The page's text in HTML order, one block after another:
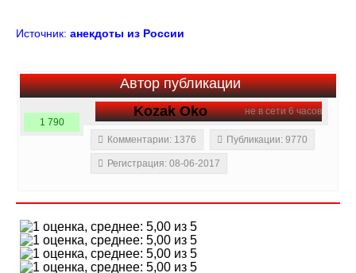
Источник: анекдоты из России
Автор публикации
не в сети 6 часов
Kozak Oko
1 790
Комментарии: 1376
Публикации: 9770
Регистрация: 08-06-2017